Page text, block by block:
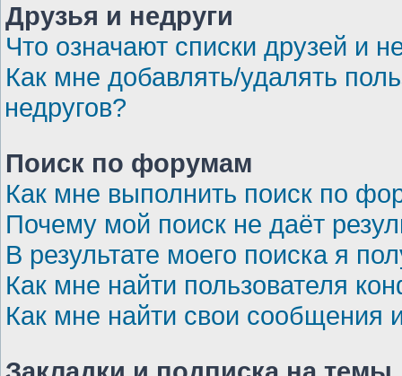
Друзья и недруги
Что означают списки друзей и
Как мне добавлять/удалять
недругов?
Поиск по форумам
Как мне выполнить поиск по
Почему мой поиск не даёт
В результате моего поиска я
Как мне найти пользователя
Как мне найти свои сообщения